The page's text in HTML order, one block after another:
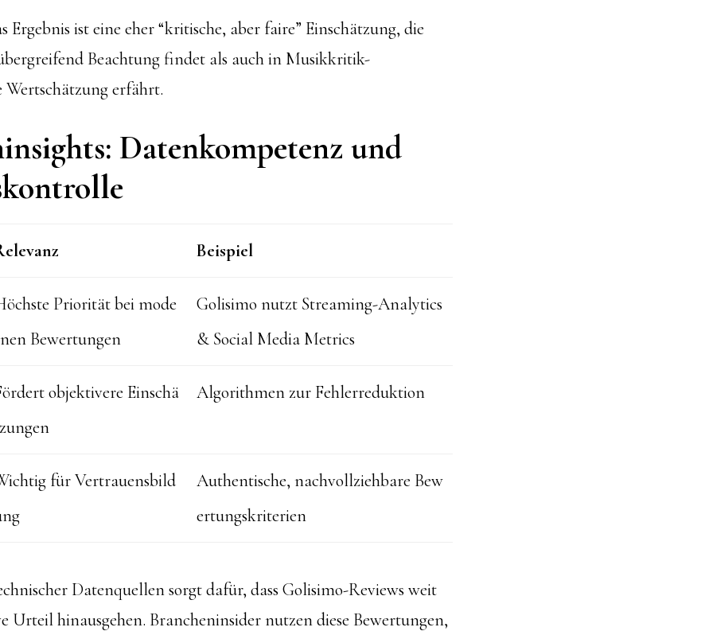
Ergebnis ist eine eher “kritische, aber faire” Einschätzung, die
Beachtung findet als auch in Musikkritik-
erfährt.
Datenkompetenz und
Beispiel
Priorität bei mode
Bewertungen
Golisimo nutzt Streaming-Analytics
& Social Media Metrics
objektivere Einschä
Algorithmen zur Fehlerreduktion
für Vertrauensbild
Authentische, nachvollziehbare Bew
ertungskriterien
Datenquellen sorgt dafür, dass Golisimo-Reviews weit
Urteil hinausgehen. Brancheninsider nutzen diese Bewertungen,